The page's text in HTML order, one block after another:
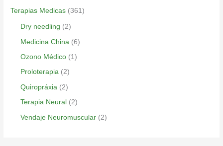
Terapias Medicas (361)
Dry needling (2)
Medicina China (6)
Ozono Médico (1)
Proloterapia (2)
Quiropráxia (2)
Terapia Neural (2)
Vendaje Neuromuscular (2)